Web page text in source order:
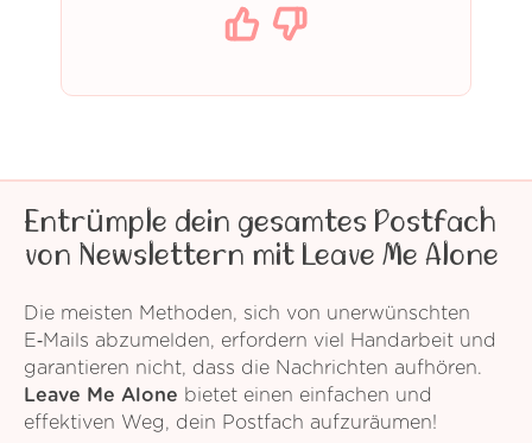
Entrümple dein gesamtes Postfach
von Newslettern mit Leave Me Alone
Die meisten Methoden, sich von unerwünschten
E‑Mails abzumelden, erfordern viel Handarbeit und
garantieren nicht, dass die Nachrichten aufhören.
Leave Me Alone bietet einen einfachen und
effektiven Weg, dein Postfach aufzuräumen!